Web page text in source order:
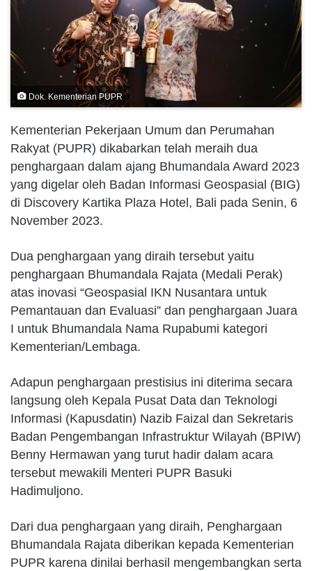
Dok. Kementerian PUPR
Kementerian Pekerjaan Umum dan Perumahan
Rakyat (PUPR) dikabarkan telah meraih dua
penghargaan dalam ajang Bhumandala Award 2023
yang digelar oleh Badan Informasi Geospasial (BIG)
di Discovery Kartika Plaza Hotel, Bali pada Senin, 6
November 2023.
Dua penghargaan yang diraih tersebut yaitu
penghargaan Bhumandala Rajata (Medali Perak)
atas inovasi “Geospasial IKN Nusantara untuk
Pemantauan dan Evaluasi” dan penghargaan Juara
I untuk Bhumandala Nama Rupabumi kategori
Kementerian/Lembaga.
Adapun penghargaan prestisius ini diterima secara
langsung oleh Kepala Pusat Data dan Teknologi
Informasi (Kapusdatin) Nazib Faizal dan Sekretaris
Badan Pengembangan Infrastruktur Wilayah (BPIW)
Benny Hermawan yang turut hadir dalam acara
tersebut mewakili Menteri PUPR Basuki
Hadimuljono.
Dari dua penghargaan yang diraih, Penghargaan
Bhumandala Rajata diberikan kepada Kementerian
PUPR karena dinilai berhasil mengembangkan serta